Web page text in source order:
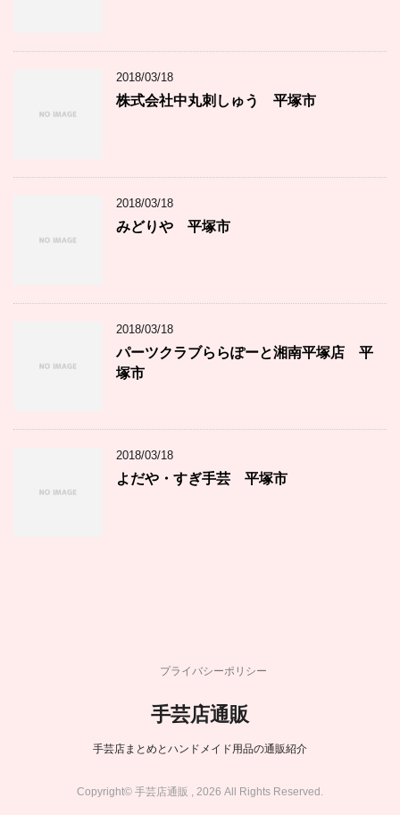
2018/03/18
株式会社中丸刺しゅう 平塚市
2018/03/18
みどりや 平塚市
2018/03/18
パーツクラブららぽーと湘南平塚店 平
塚市
2018/03/18
よだや・すぎ手芸 平塚市
プライバシーポリシー
手芸店通販
手芸店まとめとハンドメイド用品の通販紹介
Copyright© 手芸店通販 , 2026 All Rights Reserved.